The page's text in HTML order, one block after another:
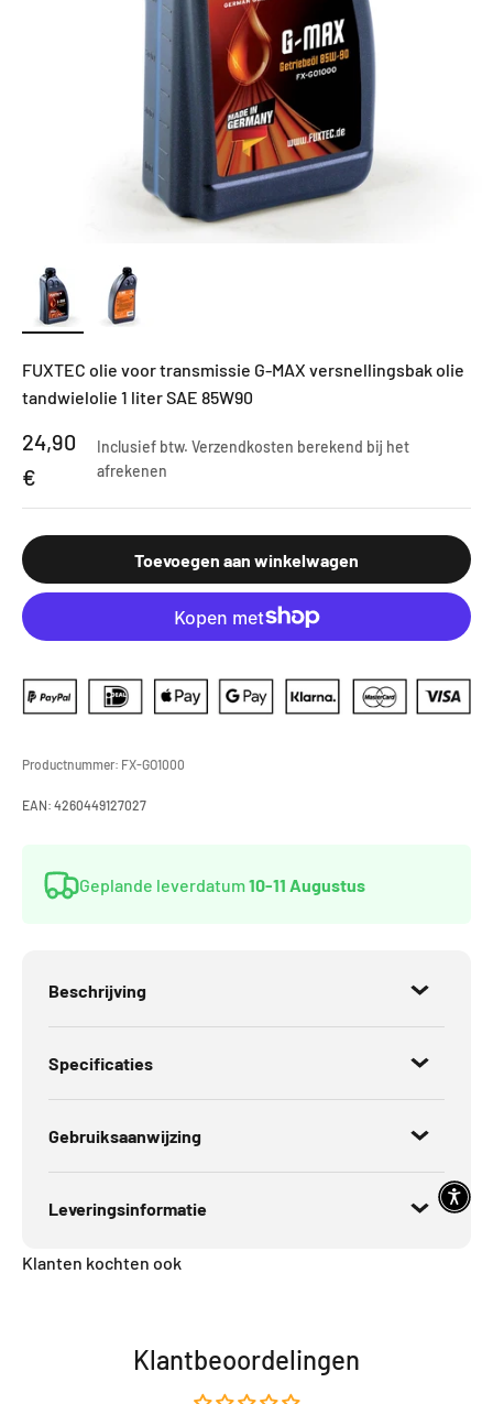
FUXTEC olie voor transmissie G-MAX versnellingsbak olie
tandwielolie 1 liter SAE 85W90
Aanbiedingsprijs
24,90
€
Inclusief btw. Verzendkosten berekend bij het
afrekenen
Toevoegen aan winkelwagen
Productnummer: FX-GO1000
EAN: 4260449127027
Geplande leverdatum10-11 Augustus
Beschrijving
Specificaties
Gebruiksaanwijzing
Leveringsinformatie
Klanten kochten ook
Klantbeoordelingen